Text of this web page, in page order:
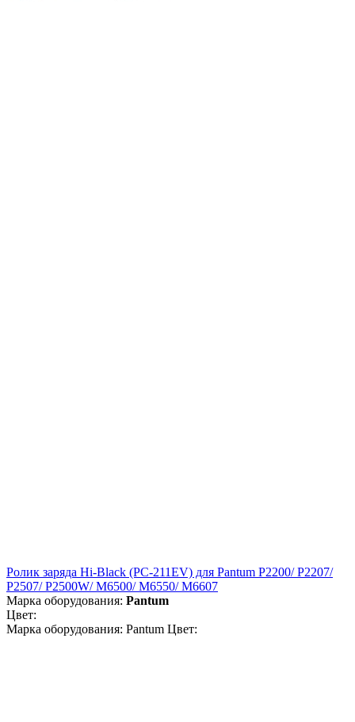
Ролик заряда Hi-Black (PC-211EV) для Pantum P2200/ P2207/
P2507/ P2500W/ M6500/ M6550/ M6607
Марка оборудования: Pantum
Цвет:
Марка оборудования: Pantum Цвет: